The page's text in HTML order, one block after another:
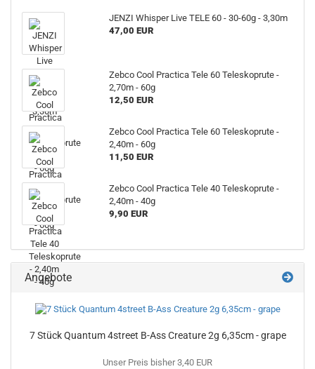
JENZI Whisper Live TELE 60 - 30-60g - 3,30m
47,00 EUR
Zebco Cool Practica Tele 60 Teleskoprute -
2,70m - 60g
12,50 EUR
Zebco Cool Practica Tele 60 Teleskoprute -
2,40m - 60g
11,50 EUR
Zebco Cool Practica Tele 40 Teleskoprute -
2,40m - 40g
9,90 EUR
Angebote
7 Stück Quantum 4street B-Ass Creature 2g 6,35cm - grape
Unser Preis bisher 3,40 EUR